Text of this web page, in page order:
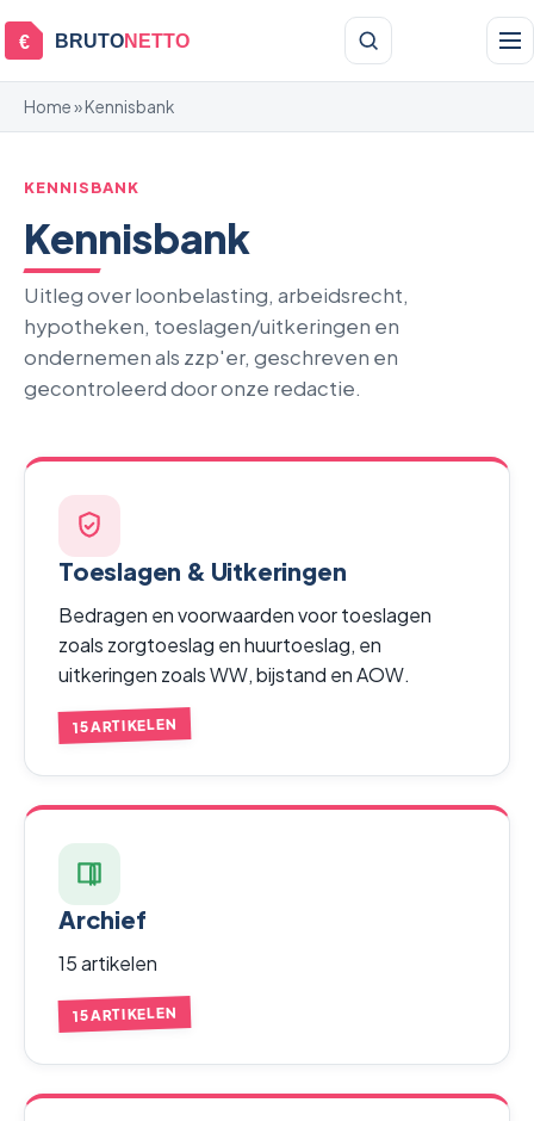
€ BRUTONETTO
Home» Kennisbank
KENNISBANK
Kennisbank
Uitleg over loonbelasting, arbeidsrecht,
hypotheken, toeslagen/uitkeringen en
ondernemen als zzp'er, geschreven en
gecontroleerd door onze redactie.
Toeslagen & Uitkeringen
Bedragen en voorwaarden voor toeslagen
zoals zorgtoeslag en huurtoeslag, en
uitkeringen zoals WW, bijstand en AOW.
15 ARTIKELEN
Archief
15 artikelen
15 ARTIKELEN